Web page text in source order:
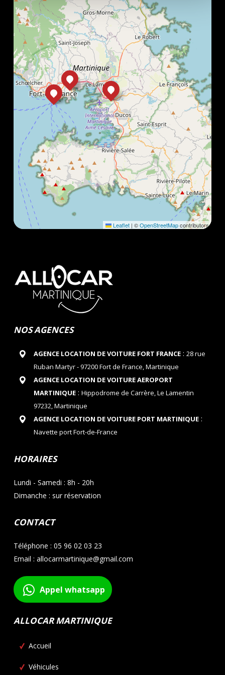
Leaflet | ©OpenStreetMapcontributors
NOS AGENCES
AGENCE LOCATION DE VOITURE FORT FRANCE: 28 rue
Ruban Martyr - 97200 Fort de France, Martinique
AGENCE LOCATION DE VOITURE AEROPORT
MARTINIQUE: Hippodrome de Carrère, Le Lamentin
97232, Martinique
AGENCE LOCATION DE VOITURE PORT MARTINIQUE:
Navette port Fort-de-France
HORAIRES
Lundi - Samedi : 8h - 20h
Dimanche : sur réservation
CONTACT
Téléphone : 05 96 02 03 23
Email : allocarmartinique@gmail.com
Appel whatsapp
ALLOCAR MARTINIQUE
Accueil
Véhicules